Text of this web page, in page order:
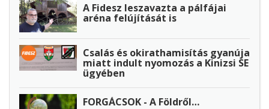
A Fidesz leszavazta a pálfájai
aréna felújítását is
Csalás és okirathamisítás gyanúja
miatt indult nyomozás a Kinizsi SE
ügyében
FORGÁCSOK - A Földről…